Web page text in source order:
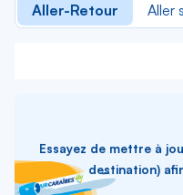
Aller-Retour Aller
Essayez de mettre à
destination)